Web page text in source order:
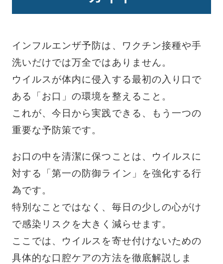
インフルエンザ予防は、ワクチン接種や手
洗いだけでは万全ではありません。
ウイルスが体内に侵入する最初の入り口で
ある「お口」の環境を整えること。
これが、今日から実践できる、もう一つの
重要な予防策です。
お口の中を清潔に保つことは、ウイルスに
対する「第一の防御ライン」を強化する行
為です。
特別なことではなく、毎日の少しの心がけ
で感染リスクを大きく減らせます。
ここでは、ウイルスを寄せ付けないための
具体的な口腔ケアの方法を徹底解説しま